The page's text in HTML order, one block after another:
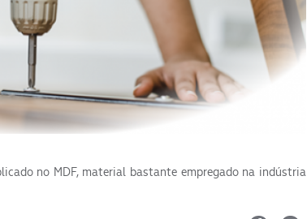
no MDF, material bastante empregado na indústria